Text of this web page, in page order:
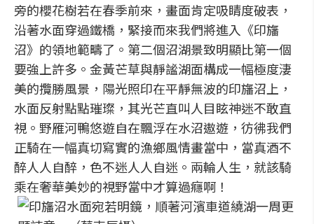
旁的櫻花樹若在春季前來，畫面肯定吸睛度破表，
沿著水面穿過鐵橋，緊接而來我們將進入《印旛
沼》的領地範疇了。第二個沼湖景致明顯比第一個
要強上許多。金黃芒草與靜謐湖面構成一幅極度淒
美的攬勝風景，陽光照印在平靜無波的印旛沼上，
水面反射點點璀璨，其光芒直叫人目眩神迷不敢直
視。野雁河鴨悠遊自在飄浮在水沼遨遊，彷彿我們
正騎在一幅真切寫實的漁鄉風情畫當中，當真酒不
醉人人自醉，色不迷人人自迷。兩輪人生，就該騎
乘在奢華美妙的視野當中才算過癮啊！